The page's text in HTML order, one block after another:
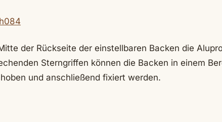
der Rückseite der einstellbaren Backen die
Sterngriffen können die Backen in einem
und anschließend fixiert werden.